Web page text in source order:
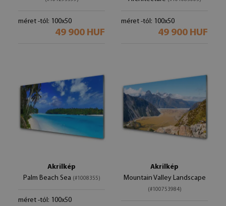
méret -tól: 100x50
49 900 HUF
méret -tól: 100x50
49 900 HUF
Akrilkép
Palm Beach Sea (#1008355)
méret -tól: 100x50
Akrilkép
Mountain Valley Landscape
(#100753984)